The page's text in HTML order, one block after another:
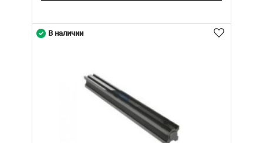
В наличии